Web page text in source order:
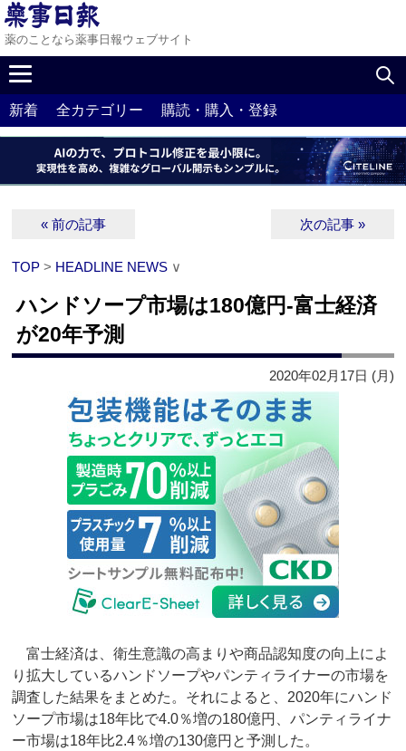
薬のことなら薬事日報ウェブサイト
新着 全カテゴリー 購読・購入・登録
« 前の記事 次の記事 »
TOP > HEADLINE NEWS ∨
ハンドソープ市場は180億円‐富士経済
が20年予測
2020年02月17日 (月)
富士経済は、衛生意識の高まりや商品認知度の向上によ
り拡大しているハンドソープやパンティライナーの市場を
調査した結果をまとめた。それによると、2020年にハンド
ソープ市場は18年比で4.0％増の180億円、パンティライナ
ー市場は18年比2.4％増の130億円と予測した。